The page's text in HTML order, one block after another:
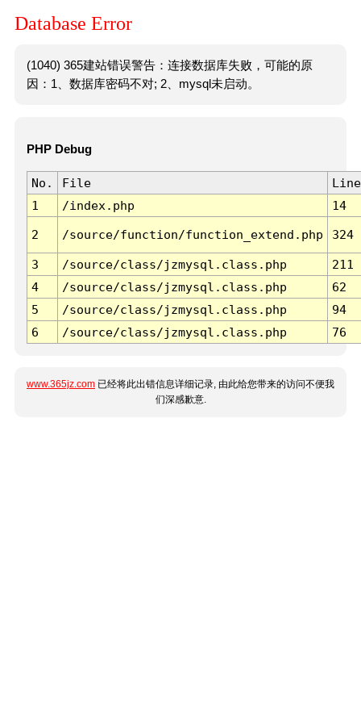
Database Error
(1040) 365建站错误警告：连接数据库失败，可能的原
因：1、数据库密码不对; 2、mysql未启动。
PHP Debug
No. File
Line
1
/index.php 14
2 /source/function/function_extend.php 324
3 /source/class/jzmysql.class.php
211
4
/source/class/jzmysql.class.php
62
5
/source/class/jzmysql.class.php
94
6
/source/class/jzmysql.class.php 76
www.365jz.com 已经将此出错信息详细记录, 由此给您带来的访问不便我
们深感歉意.